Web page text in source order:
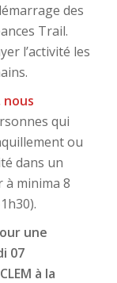
des
Trail.
l’activité les
qui
ou
dans un
à minima 8
une
07
à la